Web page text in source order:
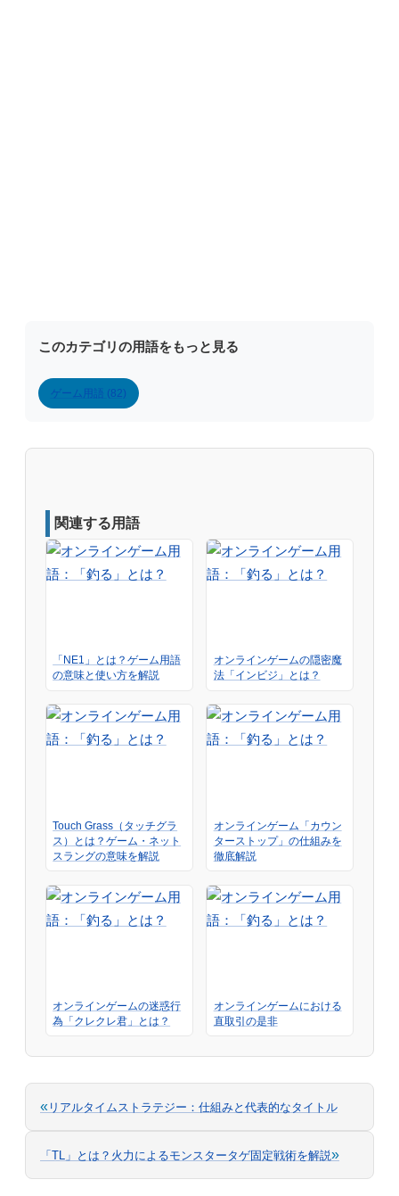
このカテゴリの用語をもっと見る
ゲーム用語 (82)
関連する用語
「NE1」とは？ゲーム用語
の意味と使い方を解説
オンラインゲームの隠密魔
法「インビジ」とは？
Touch Grass（タッチグラ
ス）とは？ゲーム・ネット
スラングの意味を解説
オンラインゲーム「カウン
ターストップ」の仕組みを
徹底解説
オンラインゲームの迷惑行
為「クレクレ君」とは？
オンラインゲームにおける
直取引の是非
« リアルタイムストラテジー：仕組みと代表的なタイトル
「TL」とは？火力によるモンスタータゲ固定戦術を解説»